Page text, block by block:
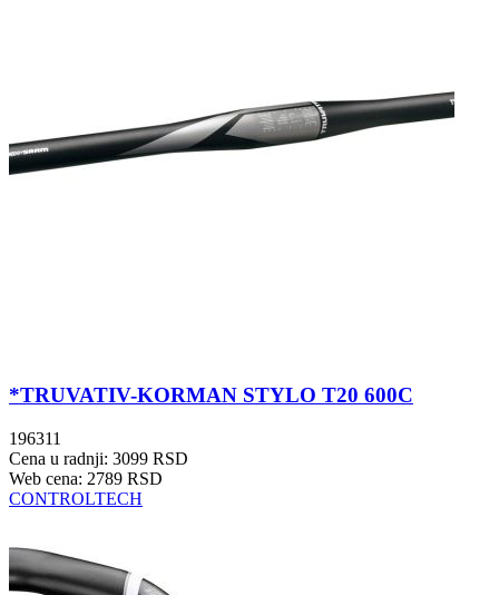
*TRUVATIV-KORMAN STYLO T20 600C
196311
Cena u radnji: 3099 RSD
Web cena: 2789 RSD
CONTROLTECH